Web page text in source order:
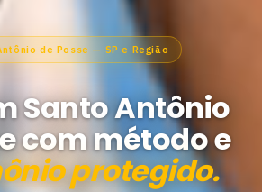
de Posse — SP e Região
Santo Antônio
com método e
protegido.